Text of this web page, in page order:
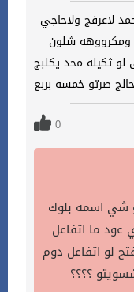
لاعرفج ولاحاجي
شلون
ثكيله محد يكلبج
صرتو خمسه بربع
0
شي اسمه بلوك
عود ما اتفاعل
لو اتفاعل دوم
؟؟؟؟